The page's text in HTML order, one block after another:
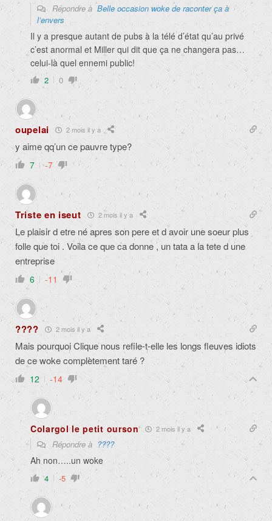
Répondre à Belle occasion woke de raconter ça à
l’envers
Il y a presque autant de pubs à la télé d’état qu’au privé
c’est anormal et Miller qui dit que ça ne changera pas…
celui-là quel ennemi public!
2 0
oupelai 2 mois il y a
y aime qq’un ce pauvre type?
7 -7
Triste en iseut 2 mois il y a
Le plaisir d etre né apres son pere et d avoir une soeur plus
folle que toi . Voila ce que ca donne , un tata a la tete d une
entreprise
6 -11
???? 2 mois il y a
Mais pourquoi Clique nous refile-t-elle les longs fleuves idiots
de ce woke complètement taré ?
12 -14
Colargol le petit ourson 2 mois il y a
Répondre à ????
Ah non…..un woke
4 -5